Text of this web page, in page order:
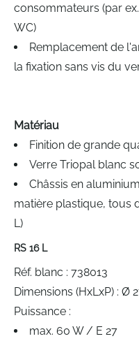
consommateurs (par
WC)
Remplacement de
la fixation sans vis du
Matériau
Finition de grande
Verre Triopal blanc
Châssis en
matière plastique, tous
L)
RS 16 L
Réf. blanc : 738013
Dimensions (HxLxP) : Ø
Puissance :
max. 60 W / E 27